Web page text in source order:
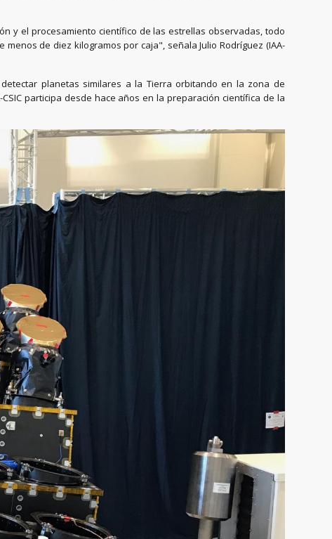
y el procesamiento científico de las estrellas observadas, todo
de diez kilogramos por caja", señala Julio Rodríguez (IAA-
planetas similares a la Tierra orbitando en la zona de
participa desde hace años en la preparación científica de la